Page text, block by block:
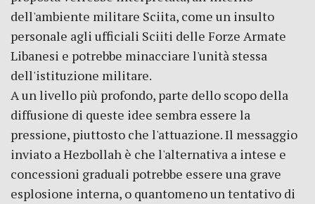
dell'ambiente militare Sciita, come un insulto
personale agli ufficiali Sciiti delle Forze Armate
Libanesi e potrebbe minacciare l'unità stessa
dell'istituzione militare.
A un livello più profondo, parte dello scopo della
diffusione di queste idee sembra essere la
pressione, piuttosto che l'attuazione. Il messaggio
inviato a Hezbollah è che l'alternativa a intese e
concessioni graduali potrebbe essere una grave
esplosione interna, o quantomeno un tentativo di